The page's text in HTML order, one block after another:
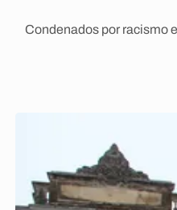
Condenados por racismo